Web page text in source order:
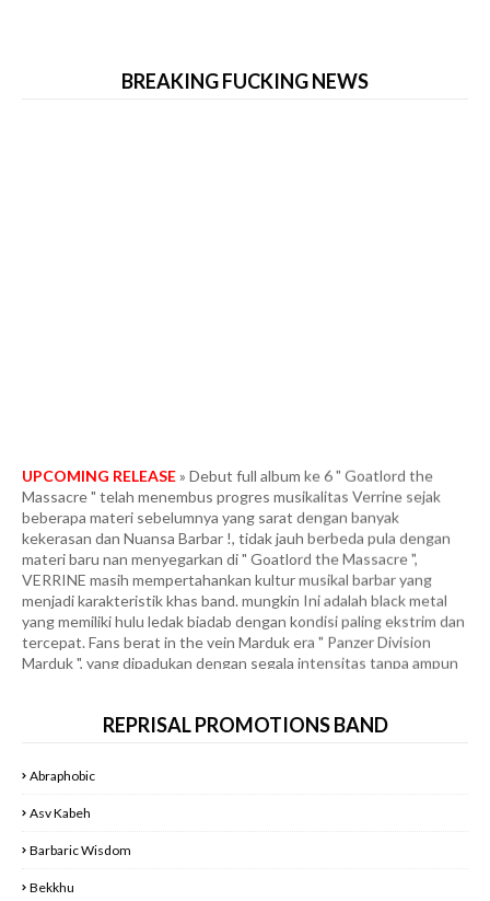
BREAKING FUCKING NEWS
beberapa materi sebelumnya yang sarat dengan banyak
kekerasan dan Nuansa Barbar !, tidak jauh berbeda pula dengan
materi baru nan menyegarkan di " Goatlord the Massacre ",
VERRINE masih mempertahankan kultur musikal barbar yang
menjadi karakteristik khas band. mungkin Ini adalah black metal
yang memiliki hulu ledak biadab dengan kondisi paling ekstrim dan
tercepat. Fans berat in the vein Marduk era " Panzer Division
Marduk ", yang dipadukan dengan segala intensitas tanpa ampun
ala Infernal War era " Terrorfront ", Frozen Shadows, Angelcorpse
dan Unlord. Full Agresifitas dan Konklusifitas dibawah gempuran
metal I’ve ever heard. Bringing elements of black metal and even
this album is. Sonically, production-wise, and the overall song
structures are all wired to beat the shit out of you. This is one of
fast, written perfectly, and doesn’t overstay its welcome. It’s not
black metal. And that’s why I love it. If you’re looking for pure
REPRISAL PROMOTIONS BAND
Abraphobic
Asv Kabeh
Barbaric Wisdom
Bekkhu